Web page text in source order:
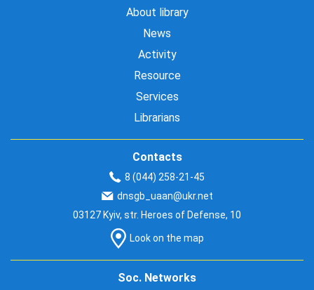
About library
News
Activity
Resource
Services
Librarians
Contacts
8 (044) 258-21-45
dnsgb_uaan@ukr.net
03127 Kyiv, str. Heroes of Defense, 10
Look on the map
Soc. Networks